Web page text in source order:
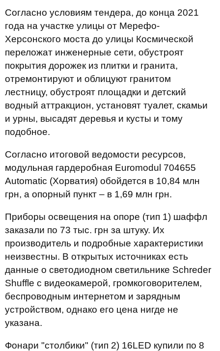
Согласно условиям тендера, до конца 2021
года на участке улицы от Мерефо-
Херсонского моста до улицы Космической
переложат инженерные сети, обустроят
покрытия дорожек из плитки и гранита,
отремонтируют и облицуют гранитом
лестницу, обустроят площадки и детский
водный аттракцион, установят туалет, скамьи
и урны, высадят деревья и кусты и тому
подобное.
Согласно итоговой ведомости ресурсов,
модульная гардеробная Euromodul 704655
Automatic (Хорватия) обойдется в 10,84 млн
грн, а опорный пункт – в 1,69 млн грн.
Приборы освещения на опоре (тип 1) шаффл
заказали по 73 тыс. грн за штуку. Их
производитель и подробные характеристики
неизвестны. В открытых источниках есть
данные о светодиодном светильнике Schreder
Shuffle с видеокамерой, громкоговорителем,
беспроводным интернетом и зарядным
устройством, однако его цена нигде не
указана.
Фонари "столбики" (тип 2) 16LED купили по 8